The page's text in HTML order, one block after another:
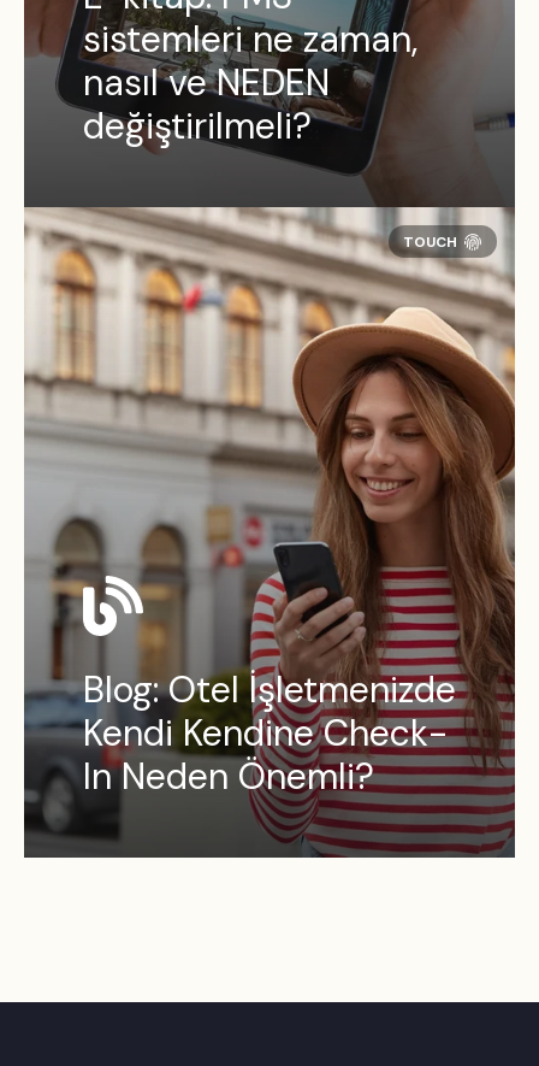
sistemleri ne zaman,
nasıl ve NEDEN
değiştirilmeli?
Blog: Otel İşletmenizde
Kendi Kendine Check-
In Neden Önemli?